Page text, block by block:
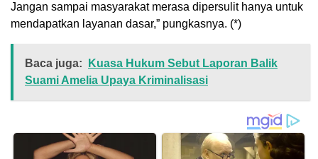
Jangan sampai masyarakat merasa dipersulit hanya untuk
mendapatkan layanan dasar,” pungkasnya. (*)
Baca juga:
Kuasa Hukum Sebut Laporan Balik
Suami Amelia Upaya Kriminalisasi